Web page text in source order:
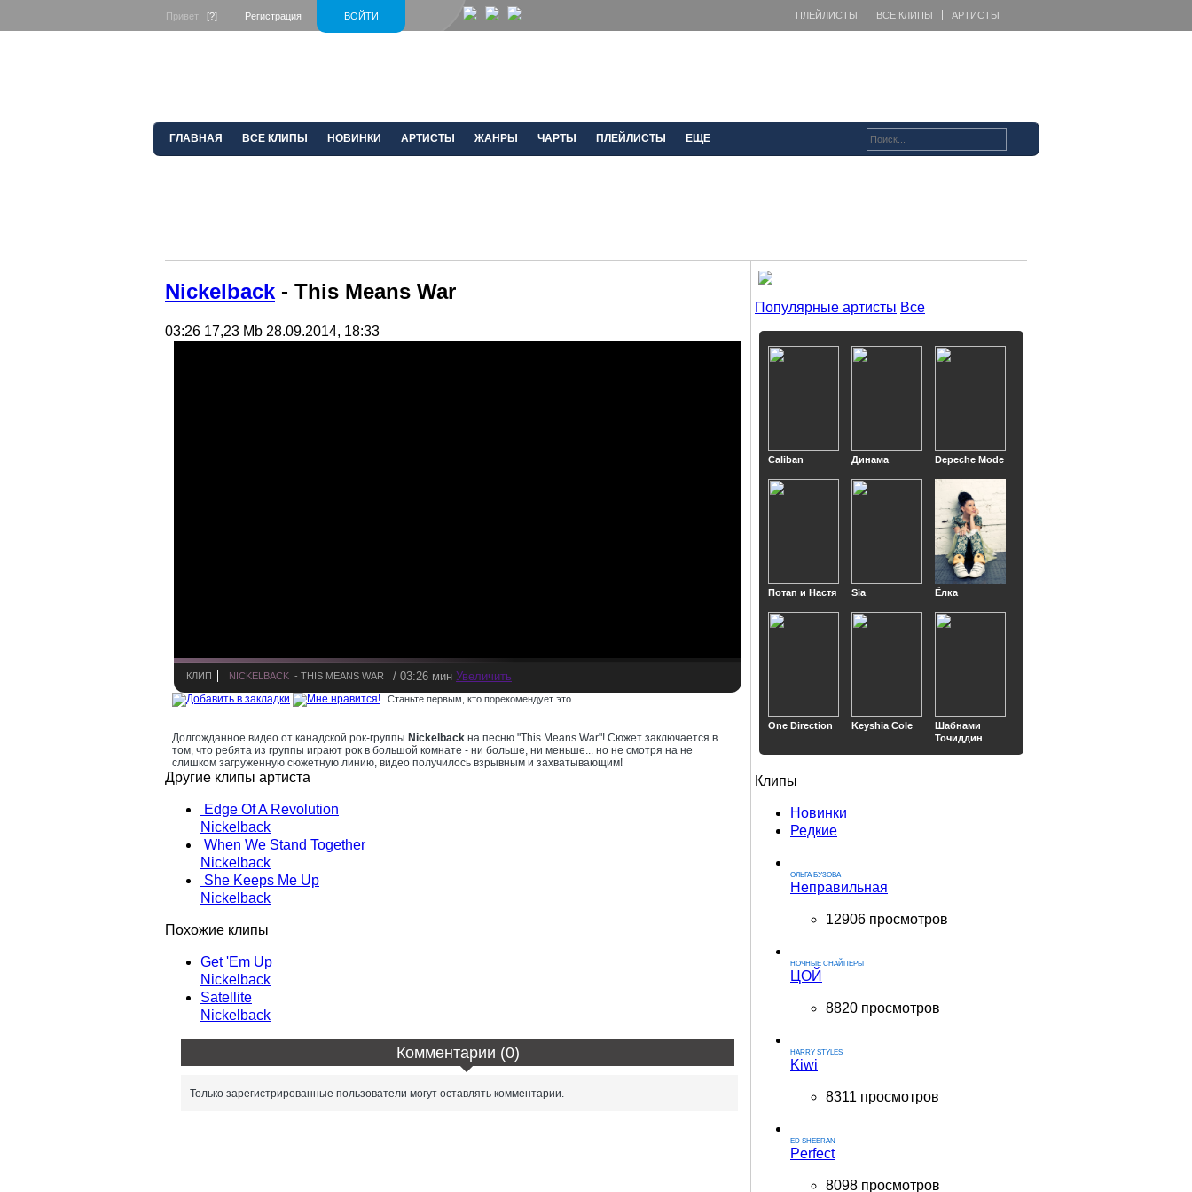
ВОЙТИ
Привет [?] Регистрация ПЛЕЙЛИСТЫ ВСЕ КЛИПЫ АРТИСТЫ
ГЛАВНАЯ ВСЕ КЛИПЫ НОВИНКИ АРТИСТЫ ЖАНРЫ ЧАРТЫ ПЛЕЙЛИСТЫ ЕЩЕ
Nickelback - This Means War
03:26 17,23 Mb 28.09.2014, 18:33
КЛИП NICKELBACK - THIS MEANS WAR / 03:26 мин Увеличить
Популярные артисты Все
Caliban Динама Depeche Mode
Потап и Настя Sia Ёлка
One Direction Keyshia Cole
Шабнами
Точиддин
Клипы
Новинки
Редкие
ОЛЬГА БУЗОВА
Неправильная
12906 просмотров
НОЧНЫЕ СНАЙПЕРЫ
ЦОЙ
8820 просмотров
HARRY STYLES
Kiwi
8311 просмотров
ED SHEERAN
Perfect
8098 просмотров
Станьте первым, кто порекомендует это.
Долгожданное видео от канадской рок-группы Nickelback на песню "This Means War"! Сюжет заключается в
том, что ребята из группы играют рок в большой комнате - ни больше, ни меньше... но не смотря на не
слишком загруженную сюжетную линию, видео получилось взрывным и захватывающим!
Другие клипы артиста
Edge Of A Revolution
Nickelback
When We Stand Together
Nickelback
She Keeps Me Up
Nickelback
Похожие клипы
Get 'Em Up
Nickelback
Satellite
Nickelback
Комментарии (0)
Только зарегистрированные пользователи могут оставлять комментарии.